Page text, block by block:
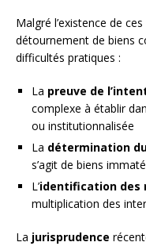
Malgré l’existence de
détournement de biens
difficultés pratiques :
La preuve de
complexe à établir
ou institutionnalisée
La détermination
s’agit de biens
L’identification des
multiplication des
La jurisprudence